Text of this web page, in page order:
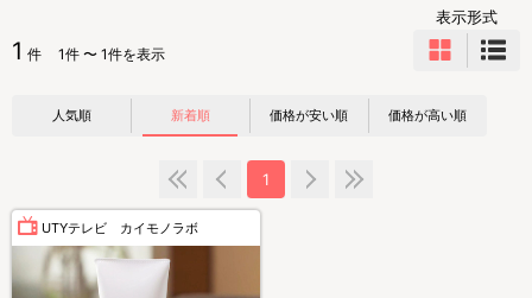
1 件 1件 〜 1件を表示
表示形式
人気順 新着順 価格が安い順 価格が高い順
1
UTYテレビ カイモノラボ